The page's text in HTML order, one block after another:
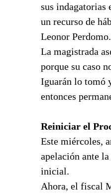
sus indagatorias
un recurso de
Leonor Perdomo.
La magistrada
porque su caso
Iguarán lo tomó
entonces
Reiniciar el
Este miércoles,
apelación ante
inicial.
Ahora, el fiscal